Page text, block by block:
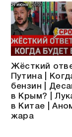
Жёсткий
Путина |
бензин |
в Крым? |
в Китае |
жара